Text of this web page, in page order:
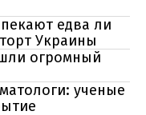
едва ли
Украины
огромный
ученые